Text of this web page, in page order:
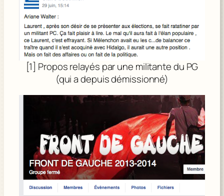
[1] Propos relayés par une militante du PG
(qui a depuis démissionné)